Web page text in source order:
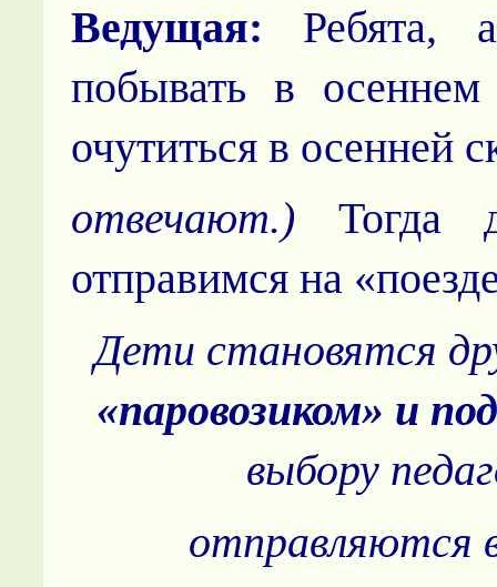
Ведущая: Ребята,
побывать в осен­нем
очутиться в осенней
отвечают.) Тогда
отпра­вимся на
Дети становятся
«паровозиком» и
выбору
отправляются